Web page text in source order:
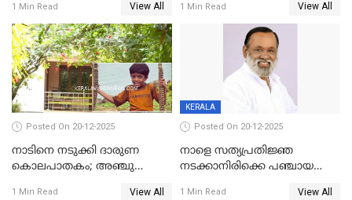
മുഖ്യാതിഥിയായി
മോഹൻലാൽ
1 Min Read View All
അന്വേഷിക്കും
1 Min Read View All
Posted On 20-12-2025
നാടിനെ നടുക്കി ദാരുണ
കൊലപാതകം; അഞ്ചു
1 Min Read View All
KERALA
Posted On 20-12-2025
നാളെ സത്യപ്രതിജ്ഞ
നടക്കാനിരിക്കെ പഞ്ചായത്ത്
1 Min Read View All